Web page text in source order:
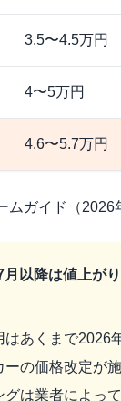
3.5〜4.5万円
4〜5万円
4.6〜5.7万円
ムガイド（2026
以降は値上が
はあくまで2026
ーの価格改定が
グは業者によっ